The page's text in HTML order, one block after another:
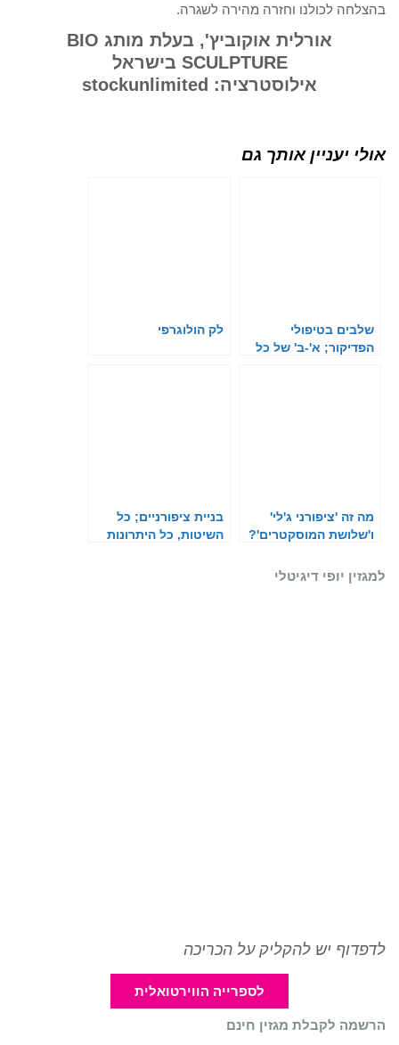
בהצלחה לכולנו וחזרה מהירה לשגרה.
אורלית אוקוביץ', בעלת מותג BIO
SCULPTURE בישראל
אילוסטרציה: stockunlimited
אולי יעניין אותך גם
שלבים בטיפולי
הפדיקור; א'-ב' של כל
לק הולוגרפי
מה זה 'ציפורני ג'לי'
ו'שלושת המוסקטרים'?
בניית ציפורניים; כל
השיטות, כל היתרונות
למגזין יופי דיגיטלי
לדפדוף יש להקליק על הכריכה
לספרייה הווירטואלית
הרשמה לקבלת מגזין חינם